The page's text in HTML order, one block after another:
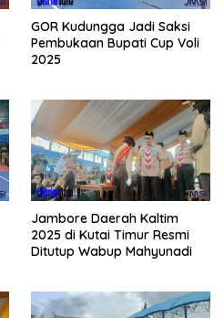
GOR Kudungga Jadi Saksi
Pembukaan Bupati Cup Voli
2025
Jambore Daerah Kaltim
2025 di Kutai Timur Resmi
Ditutup Wabup Mahyunadi